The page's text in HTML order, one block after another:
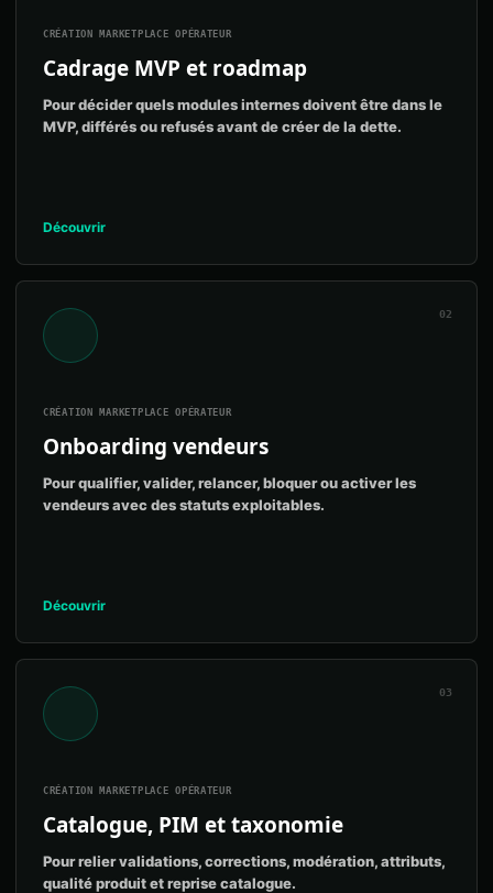
CRÉATION MARKETPLACE OPÉRATEUR
Cadrage MVP et roadmap
Pour décider quels modules internes doivent être dans le
MVP, différés ou refusés avant de créer de la dette.
Découvrir
02
CRÉATION MARKETPLACE OPÉRATEUR
Onboarding vendeurs
Pour qualifier, valider, relancer, bloquer ou activer les
vendeurs avec des statuts exploitables.
Découvrir
03
CRÉATION MARKETPLACE OPÉRATEUR
Catalogue, PIM et taxonomie
Pour relier validations, corrections, modération, attributs,
qualité produit et reprise catalogue.